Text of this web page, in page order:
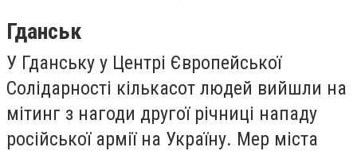
Гданськ
У Гданську у Центрі Європейської
Солідарності кількасот людей вийшли на
мітинг з нагоди другої річниці нападу
російської армії на Україну. Мер міста